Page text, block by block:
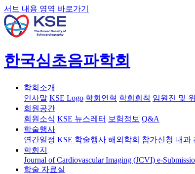
서브 내용 영역 바로가기
한국심초음파학회
학회소개
인사말 KSE Logo 학회연혁 학회회칙 임원진 및
회원공간
회원소식 KSE 뉴스레터 보험정보 Q&A
학술행사
연간일정 KSE 학술행사 해외학회 참가신청 내과
학회지
Journal of Cardiovascular Imaging (JCVI) e-
학술 자료실